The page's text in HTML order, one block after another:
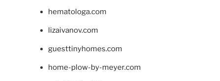
hematologa.com
lizaivanov.com
guesttinyhomes.com
home-plow-by-meyer.com